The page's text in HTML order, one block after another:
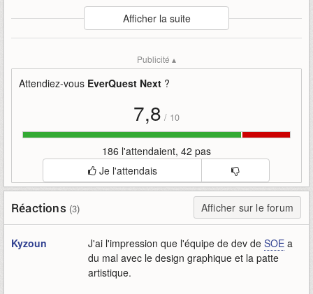
Auteur
Sony Online
: Uther
soe-live soe-live-2014
Afficher la suite
Publicité ▴
Attendiez-vous EverQuest Next ?
7,8 / 10
186 l'attendaient, 42 pas
Je l'attendais
Réactions (3) Afficher sur le forum
Kyzoun J'ai l'impression que l'équipe de dev de SOE a
du mal avec le design graphique et la patte
artistique.